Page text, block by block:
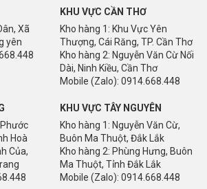
Xã
yên
KHU VỰC CẦN THƠ
Kho hàng 1: Khu Vực Yên
Thượng, Cái Răng, TP. Cần Thơ
Kho hàng 2: Nguyễn Văn Cừ Nối
Dài, Ninh Kiều, Cần Thơ
Mobile (Zalo): 0914.668.448
Hoà
Của,
KHU VỰC TÂY NGUYÊN
Kho hàng 1: Nguyễn Văn Cừ,
Buôn Ma Thuột, Đắk Lắk
Kho hàng 2: Phùng Hưng, Buôn
Ma Thuột, Tỉnh Đắk Lắk
Mobile (Zalo): 0914.668.448